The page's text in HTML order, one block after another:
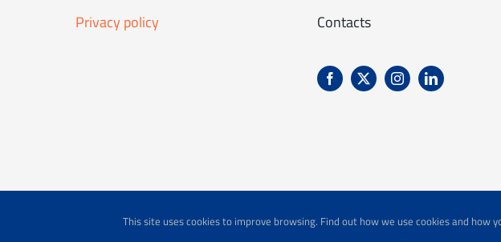
Privacy policy
Contacts
This site uses cookies to improve browsing. Find out how we use cookies and how